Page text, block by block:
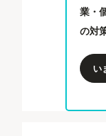
業・
の対
い